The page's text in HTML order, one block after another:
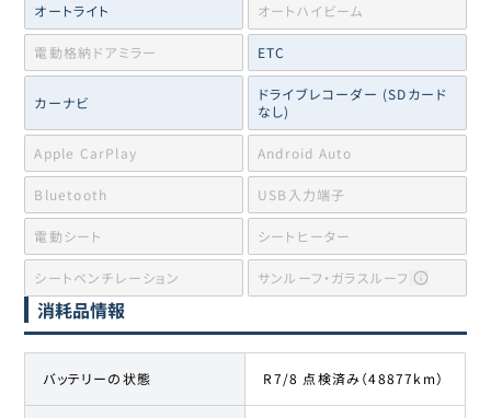
オートライト オートハイビーム
電動格納ドアミラー ETC
カーナビ
ドライブレコーダー (SDカード
なし)
Apple CarPlay Android Auto
Bluetooth USB入力端子
電動シート シートヒーター
シートベンチレーション サンルーフ・ガラスルーフ
消耗品情報
バッテリーの状態 R7/8 点検済み（48877km）